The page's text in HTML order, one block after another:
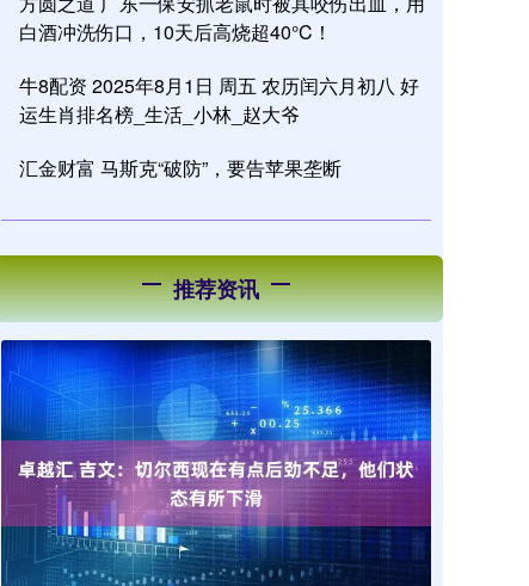
白酒冲洗伤口，10天后高烧超40°C！
牛8配资 2025年8月1日 周五 农历闰六月初八 好
运生肖排名榜_生活_小林_赵大爷
汇金财富 马斯克“破防”，要告苹果垄断
推荐资讯